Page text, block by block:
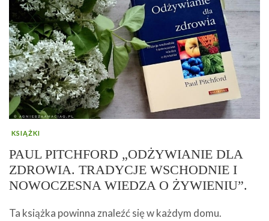
KSIĄŻKI
PAUL PITCHFORD „ODŻYWIANIE DLA
ZDROWIA. TRADYCJE WSCHODNIE I
NOWOCZESNA WIEDZA O ŻYWIENIU”.
Ta książka powinna znaleźć się w każdym domu.